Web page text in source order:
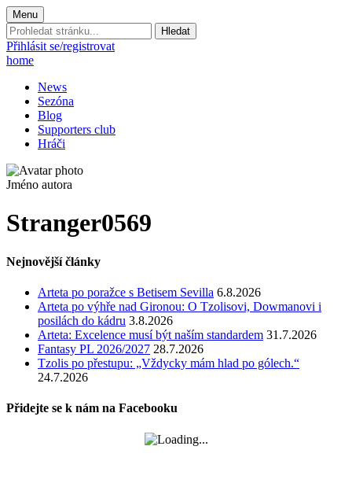
Menu
Prohledat
stránku:
Přihlásit se/registrovat
home
News
Sezóna
Blog
Supporters club
Hráči
Jméno autora
Stranger0569
Nejnovější články
Arteta po poražce s Betisem Sevilla 6.8.2026
Arteta po výhře nad Gironou: O Tzolisovi, Dowmanovi i
posilách do kádru 3.8.2026
Arteta: Excelence musí být naším standardem 31.7.2026
Fantasy PL 2026/2027 28.7.2026
Tzolis po přestupu: „Vždycky mám hlad po gólech.“
24.7.2026
Přidejte se k nám na Facebooku